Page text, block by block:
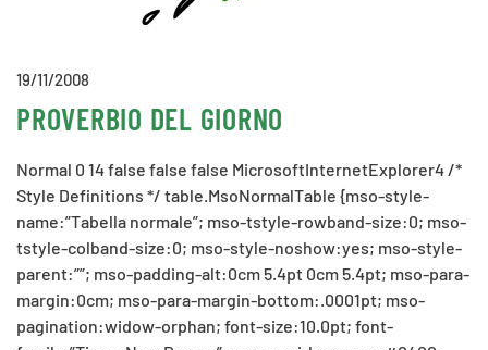
19/11/2008
PROVERBIO DEL GIORNO
Normal 0 14 false false false MicrosoftInternetExplorer4 /*
Style Definitions */ table.MsoNormalTable {mso-style-
name:”Tabella normale”; mso-tstyle-rowband-size:0; mso-
tstyle-colband-size:0; mso-style-noshow:yes; mso-style-
parent:””; mso-padding-alt:0cm 5.4pt 0cm 5.4pt; mso-para-
margin:0cm; mso-para-margin-bottom:.0001pt; mso-
pagination:widow-orphan; font-size:10.0pt; font-